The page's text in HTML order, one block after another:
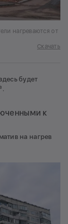
нагреваются от
Скачать
будет
к
на нагрев